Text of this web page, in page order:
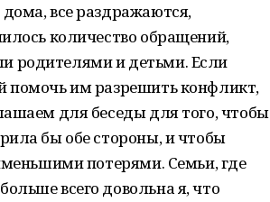
все раздражаются,
количество обращений,
родителями и детьми. Если
помочь им разрешить конфликт,
для беседы для того, чтобы
бы обе стороны, и чтобы
потерями. Семьи, где
всего довольна я, что